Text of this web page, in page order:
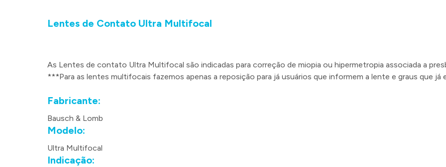
Lentes de Contato Ultra Multifocal
As Lentes de contato Ultra Multifocal são indicadas para correção de miopia ou hipermetropia associada a
***Para as lentes multifocais fazemos apenas a reposição para já usuários que informem a lente e graus que já
Fabricante:
Bausch & Lomb
Modelo:
Ultra Multifocal
Indicação: